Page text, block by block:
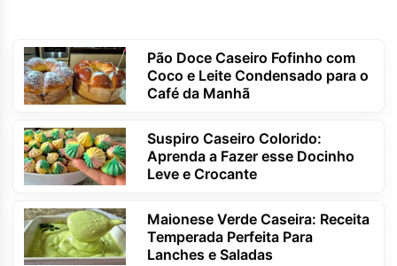
Pão Doce Caseiro Fofinho com
Coco e Leite Condensado para o
Café da Manhã
Suspiro Caseiro Colorido:
Aprenda a Fazer esse Docinho
Leve e Crocante
Maionese Verde Caseira: Receita
Temperada Perfeita Para
Lanches e Saladas